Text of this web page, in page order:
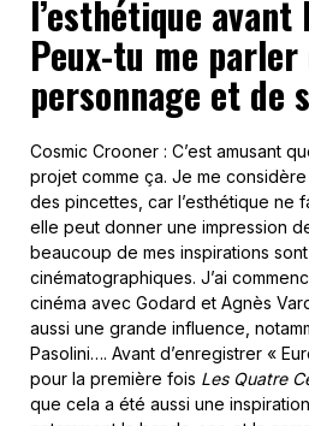
l’esthétique avant
Peux-tu me parler
personnage et de
Cosmic Crooner : C’est amusant
projet comme ça. Je me
des pincettes, car l’esthétique ne
elle peut donner une impression
beaucoup de mes inspirations
cinématographiques. J’ai
cinéma avec Godard et Agnès
aussi une grande influence,
Pasolini…. Avant d’enregistrer «
pour la première fois Les Quatre
que cela a été aussi une